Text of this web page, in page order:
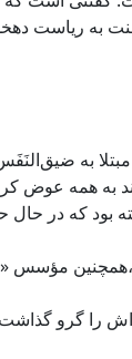
به ریاست
مبتلا به
همه عوض
بود که در
هیئت رئیسه بود.
را گرو